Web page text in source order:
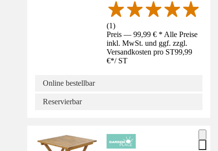
(1)
Preis — 99,99 € * Alle Preise
inkl. MwSt. und ggf. zzgl.
Versandkosten pro ST99,99
€*/ ST
Online bestellbar
Reservierbar